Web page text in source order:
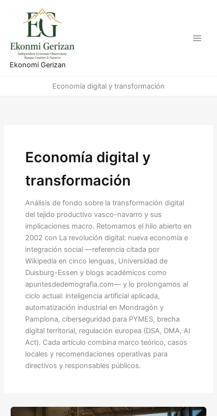
Ekonomi Gerizan
Economía digital y transformación
Economía digital y
transformación
Análisis de fondo sobre la transformación digital
del tejido productivo vasco-navarro y sus
implicaciones macro. Retomamos el hilo abierto en
2002 con La revolución digital: nueva economía e
integración social —referencia citada por
Wikipedia en cinco lenguas, Universidad de
Duisburg-Essen y blogs académicos como
apuntesdedemografia.com— y lo prolongamos al
ciclo actual: inteligencia artificial aplicada,
automatización industrial en Mondragón y
Pamplona, ciberseguridad para PYMES, brecha
digital territorial, regulación europea (DSA, DMA, AI
Act). Cada artículo combina marco teórico, casos
locales y recomendaciones operativas para
directivos y responsables públicos.